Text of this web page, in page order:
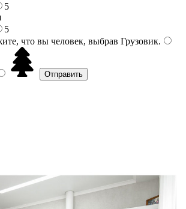
5
5
что вы человек, выбрав Грузовик.